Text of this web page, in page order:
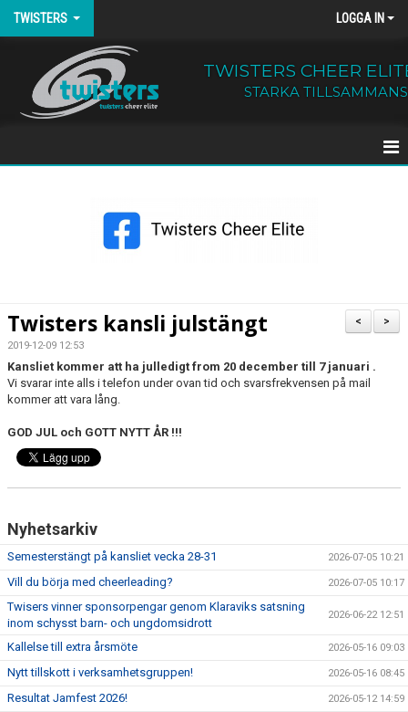
TWISTERS LOGGA IN
TWISTERS CHEER
STARKA TILLSAMMANS
KALENDER
KONTAKT
EXTRATRÄNING
KLÄDER & MERCH
>
<
Twisters kansli julstängt
2019-12-09 12:53
Kansliet kommer att ha julledigt from 20 december till 7 januari .
Vi svarar inte alls i telefon under ovan tid och svarsfrekvensen på mail
kommer att vara lång.
GOD JUL och GOTT NYTT ÅR !!!
Nyhetsarkiv
Semesterstängt på kansliet vecka 28-31 2026-07-05 10:21
Vill du börja med cheerleading? 2026-07-05 10:17
Twisers vinner sponsorpengar genom Klaraviks satsning
inom schysst barn- och ungdomsidrott
2026-06-22 12:51
Kallelse till extra årsmöte 2026-05-16 09:03
Nytt tillskott i verksamhetsgruppen! 2026-05-16 08:45
Resultat Jamfest 2026! 2026-05-12 14:59